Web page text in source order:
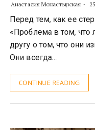
Анастасия Монастырская
Перед тем, как ее
«Проблема в том, что
другу о том, что они
Они всегда…
CONTINUE READING